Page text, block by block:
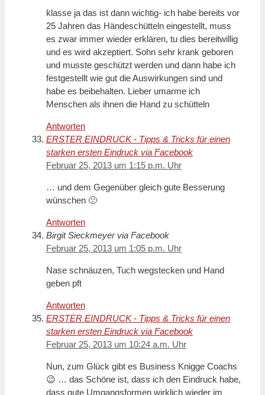
klasse ja das ist dann wichtig- ich habe bereits vor
25 Jahren das Händeschütteln eingestellt, muss
es zwar immer wieder erklären, tu dies bereitwillig
und es wird akzeptiert. Sohn sehr krank geboren
und musste geschützt werden und dann habe ich
festgestellt wie gut die Auswirkungen sind und
habe es beibehalten. Lieber umarme ich
Menschen als ihnen die Hand zu schütteln
Antworten
ERSTER EINDRUCK - Tipps & Tricks für einen
starken ersten Eindruck via Facebook
Februar 25, 2013 um 1:15 p.m. Uhr
… und dem Gegenüber gleich gute Besserung
wünschen 🙂
Antworten
Birgit Sieckmeyer via Facebook
Februar 25, 2013 um 1:05 p.m. Uhr
Nase schnäuzen, Tuch wegstecken und Hand
geben pft
Antworten
ERSTER EINDRUCK - Tipps & Tricks für einen
starken ersten Eindruck via Facebook
Februar 25, 2013 um 10:24 a.m. Uhr
Nun, zum Glück gibt es Business Knigge Coachs
😉 … das Schöne ist, dass ich den Eindruck habe,
dass gute Umgangsformen wirklich wieder im